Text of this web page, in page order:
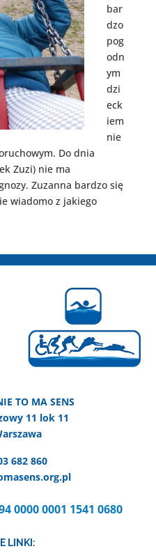
bar
dzo
pog
odn
ym
dzi
eck
iem
nie
Do dnia
Zuzi) nie ma
Zuzanna bardzo się
wiadomo z jakiego
TO MA SENS
11 lok 11
682 860
0000 0001 1541 0680
LINKI: